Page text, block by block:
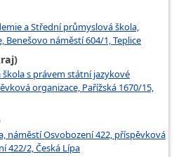
a Střední průmyslová škola,
Benešovo náměstí 604/1, Teplice
s právem státní jazykové
organizace, Pařížská 1670/15,
náměstí Osvobození 422, příspěvková
422/2, Česká Lípa